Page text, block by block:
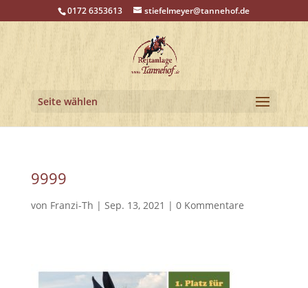
0172 6353613 stiefelmeyer@tannehof.de
Seite wählen
9999
von Franzi-Th | Sep. 13, 2021 | 0 Kommentare